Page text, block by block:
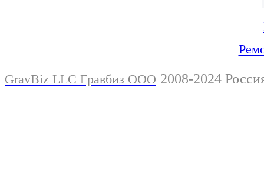
GravBiz LLC Гравбиз ООО 2008-2024